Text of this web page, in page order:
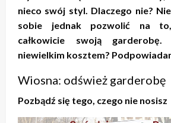
nieco swój styl. Dlaczego nie?
sobie jednak pozwolić na
całkowicie swoją
niewielkim kosztem?
Wiosna: odśwież garderobę
Pozbądź się tego, czego nie nosisz